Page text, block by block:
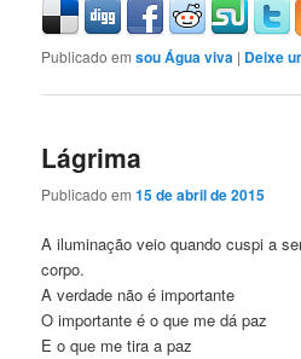
Publicado em sou Água viva | Deixe
Lágrima
Publicado em15 de abril de 2015
A iluminação veio quando cuspi a
corpo.
A verdade não é importante
O importante é o que me dá paz
E o que me tira a paz